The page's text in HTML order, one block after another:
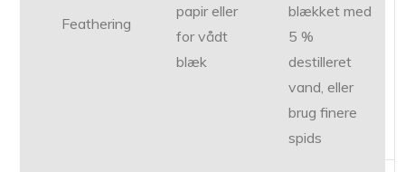
Feathering
papir eller
for vådt
blæk
blækket med
5 %
destilleret
vand, eller
brug finere
spids